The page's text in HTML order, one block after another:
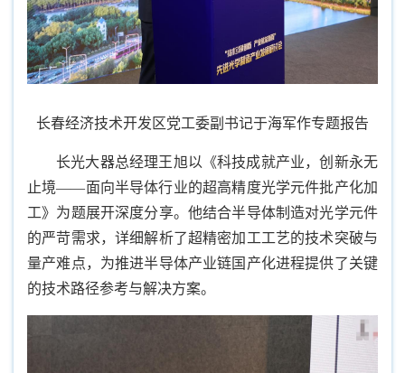
长春经济技术开发区党工委副书记于海军作专题报告
长光大器总经理王旭以《科技成就产业，创新永无
止境——面向半导体行业的超高精度光学元件批产化加
工》为题展开深度分享。他结合半导体制造对光学元件
的严苛需求，详细解析了超精密加工工艺的技术突破与
量产难点，为推进半导体产业链国产化进程提供了关键
的技术路径参考与解决方案。